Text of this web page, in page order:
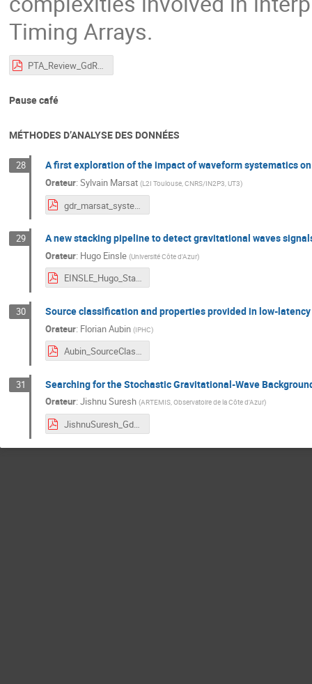
Timing Arrays.
PTA_Review_GdR_OG_Marseille.pdf
Pause café
MÉTHODES D’ANALYSE DES DONNÉES
28 A first exploration of the impact of waveform systematics
Orateur: Sylvain Marsat (L2I Toulouse, CNRS/IN2P3, UT3)
gdr_marsat_systematics_2024-10-15.pdf
29 A new stacking pipeline to detect gravitational waves
Orateur: Hugo Einsle (Université Côte d'Azur)
EINSLE_Hugo_Stacking.pdf
30 Source classification and properties provided in low-
Orateur: Florian Aubin (IPHC)
Aubin_SourceClassificationProperties.pdf
31 Searching for the Stochastic Gravitational-Wave
Orateur: Jishnu Suresh (ARTEMIS, Observatoire de la Côte d'Azur)
JishnuSuresh_GdR.pdf